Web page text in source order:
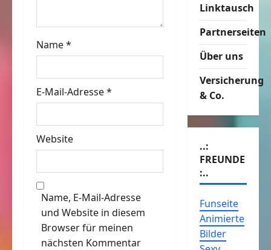
i
o
n
Name*
E-Mail-Adresse*
Website
Name, E-Mail-Adresse
und Website in diesem
Browser für meinen
nächsten Kommentar
Linktausch
Partnerseiten
Über uns
Versicherung
& Co.
..:
FREUNDE
:..
Funseite
Animierte
Bilder